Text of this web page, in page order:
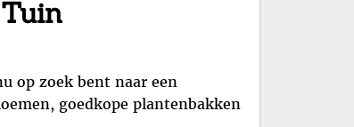
op zoek bent naar een
goedkope plantenbakken